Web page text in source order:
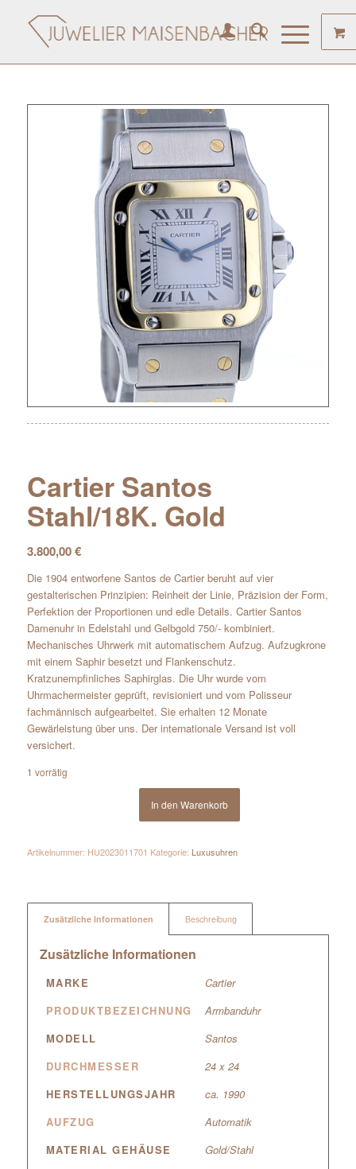
Cartier Santos
Stahl/18K. Gold
3.800,00€
Die 1904 entworfene Santos de Cartier beruht auf vier
gestalterischen Prinzipien: Reinheit der Linie, Präzision der Form,
Perfektion der Proportionen und edle Details. Cartier Santos
Damenuhr in Edelstahl und Gelbgold 750/- kombiniert.
Mechanisches Uhrwerk mit automatischem Aufzug. Aufzugkrone
mit einem Saphir besetzt und Flankenschutz.
Kratzunempfinliches Saphirglas. Die Uhr wurde vom
Uhrmachermeister geprüft, revisioniert und vom Polisseur
fachmännisch aufgearbeitet. Sie erhalten 12 Monate
Gewärleistung über uns. Der internationale Versand ist voll
versichert.
1 vorrätig
In den Warenkorb
Artikelnummer: HU2023011701 Kategorie: Luxusuhren
Zusätzliche Informationen Beschreibung
Zusätzliche Informationen
MARKE
Cartier
PRODUKTBEZEICHNUNG
Armbanduhr
MODELL
Santos
DURCHMESSER
24 x 24
HERSTELLUNGSJAHR
ca. 1990
AUFZUG
Automatik
MATERIAL GEHÄUSE
Gold/Stahl